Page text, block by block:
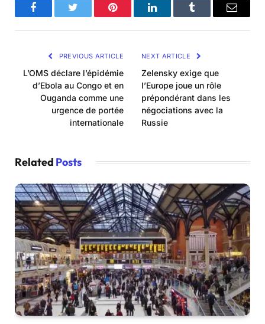
FacebookTwitter Pinterest LinkedInTumblr Email
PREVIOUS ARTICLE
L’OMS déclare l’épidémie
d’Ebola au Congo et en
Ouganda comme une
urgence de portée
internationale
NEXT ARTICLE
Zelensky exige que
l’Europe joue un rôle
prépondérant dans les
négociations avec la
Russie
Related Posts